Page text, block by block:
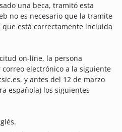
una beca, tramitó esta
no es necesario que la tramite
que está correctamente incluida
on-line, la persona
electrónico a la siguiente
y antes del 12 de marzo
española) los siguientes